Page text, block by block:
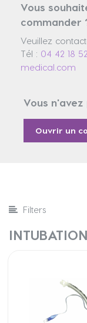
Vous
commander
Veuillez
Tél : 04 42 18
medical.com
Vous
Ouvrir un
Filters
INTUBATION